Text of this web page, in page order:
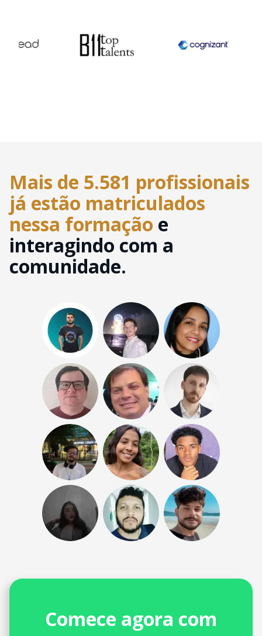
Mais de 5.581 profissionais
já estão matriculados
nessa formação e
interagindo com a
comunidade.
Comece agora com